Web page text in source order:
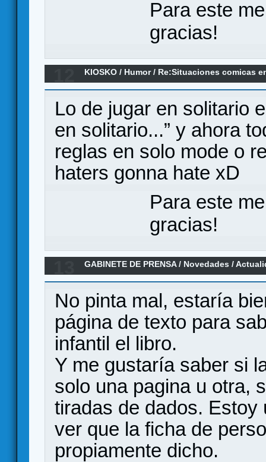
Para este
gracias!
KIOSKO / Humor/ Re:Situaciones comicas
Lo de jugar en solitario
en solitario...” y ahora
reglas en solo mode o
haters gonna hate xD
Para este
gracias!
GABINETE DE PRENSA/ Novedades /
No pinta mal, estaría
página de texto para
infantil el libro.
Y me gustaría saber si
solo una pagina u otra,
tiradas de dados. Estoy
ver que la ficha de
propiamente dicho.